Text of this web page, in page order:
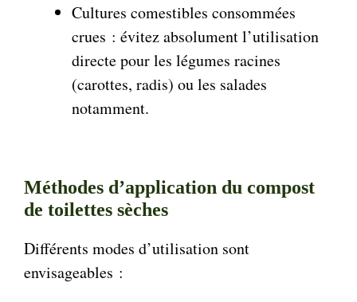
Cultures comestibles consommées
crues : évitez absolument l’utilisation
directe pour les légumes racines
(carottes, radis) ou les salades
notamment.
Méthodes d’application du compost
de toilettes sèches
Différents modes d’utilisation sont
envisageables :